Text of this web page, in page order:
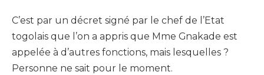
C’est par un décret signé par le chef de l’Etat
togolais que l’on a appris que Mme Gnakade est
appelée à d’autres fonctions, mais lesquelles ?
Personne ne sait pour le moment.